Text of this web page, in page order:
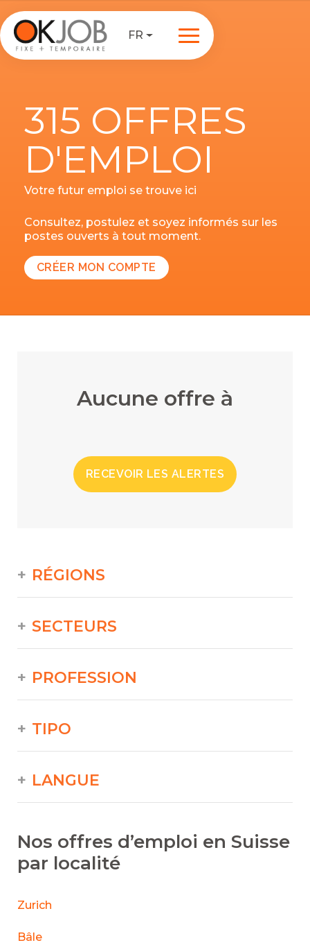
FR
315 OFFRES
D'EMPLOI
Votre futur emploi se trouve ici
Consultez, postulez et soyez informés sur les
postes ouverts à tout moment.
CRÉER MON COMPTE
Aucune offre à
RECEVOIR LES ALERTES
RÉGIONS
SECTEURS
PROFESSION
TIPO
LANGUE
Nos offres d’emploi en Suisse
par localité
Zurich
Bâle